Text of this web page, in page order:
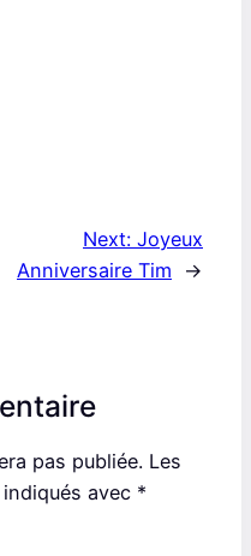
Next: Joyeux
Anniversaire Tim
→
pas publiée. Les
avec *